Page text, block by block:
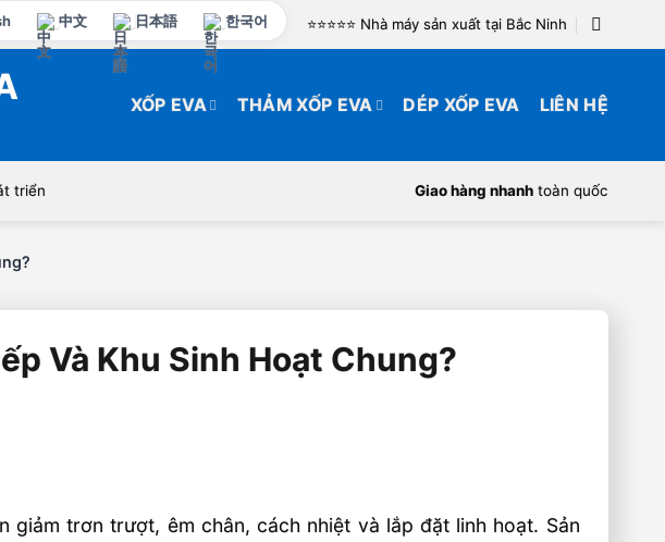
中文 日本語 한국어 ⭐️⭐️⭐️⭐️⭐️ Nhà máy sản xuất tại Bắc Ninh
XỐP EVA THẢM XỐP EVA DÉP XỐP EVA LIÊN HỆ
triển Giao hàng nhanh toàn quốc
Và Khu Sinh Hoạt Chung?
giảm trơn trượt, êm chân, cách nhiệt và lắp đặt linh hoạt. Sản